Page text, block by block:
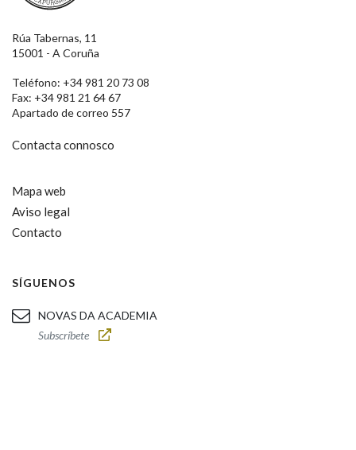
Rúa Tabernas, 11
15001 - A Coruña
Teléfono: +34 981 20 73 08
Fax: +34 981 21 64 67
Apartado de correo 557
Contacta connosco
Mapa web
Aviso legal
Contacto
SÍGUENOS
NOVAS DA ACADEMIA
Subscríbete